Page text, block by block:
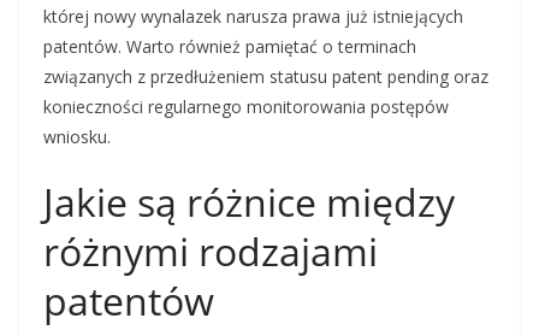
której nowy wynalazek narusza prawa już istniejących
patentów. Warto również pamiętać o terminach
związanych z przedłużeniem statusu patent pending oraz
konieczności regularnego monitorowania postępów
wniosku.
Jakie są różnice między
różnymi rodzajami
patentów